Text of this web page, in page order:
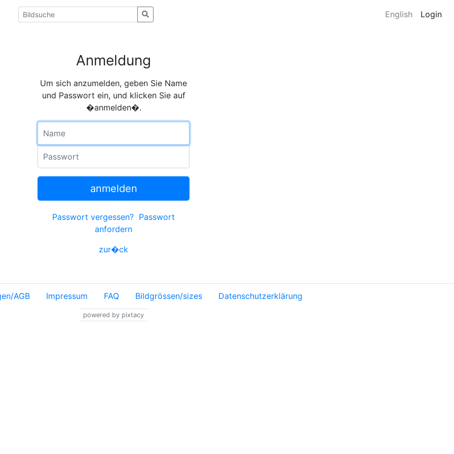
English Login
Anmeldung
Um sich anzumelden, geben Sie Name
und Passwort ein, und klicken Sie auf
�anmelden�.
anmelden
Passwort vergessen? Passwort
anfordern
zur�ck
AGB Impressum FAQ Bildgrössen/sizes Datenschutzerklärung
powered by pixtacy